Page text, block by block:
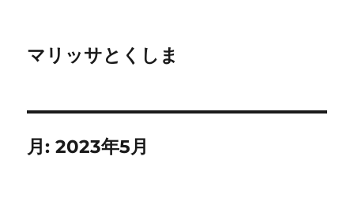
マリッサとくしま
月:2023年5月